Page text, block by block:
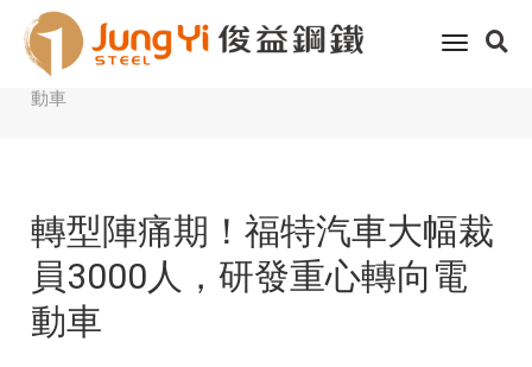
toggle
Home 客戶服務
科技趨勢
轉型陣痛期！福特汽車大幅裁員3000人，研發重心轉向電
動車
轉型陣痛期！福特汽車大幅裁
員3000人，研發重心轉向電
動車